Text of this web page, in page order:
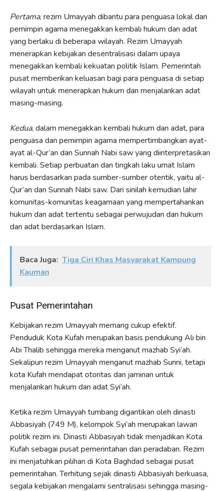
Pertama, rezim Umayyah dibantu para penguasa lokal dan
pemimpin agama menegakkan kembali hukum dan adat
yang berlaku di beberapa wilayah. Rezim Umayyah
menerapkan kebijakan desentralisasi dalam upaya
menegakkan kembali kekuatan politik Islam. Pemerintah
pusat memberikan keluasan bagi para penguasa di setiap
wilayah untuk menerapkan hukum dan menjalankan adat
masing-masing.
Kedua, dalam menegakkan kembali hukum dan adat, para
penguasa dan pemimpin agama mempertimbangkan ayat-
ayat al-Qur’an dan Sunnah Nabi saw yang diinterpretasikan
kembali. Setiap perbuatan dan tingkah laku umat Islam
harus berdasarkan pada sumber-sumber otentik, yaitu al-
Qur’an dan Sunnah Nabi saw. Dari sinilah kemudian lahir
komunitas-komunitas keagamaan yang mempertahankan
hukum dan adat tertentu sebagai perwujudan dari hukum
dan adat berdasarkan Islam.
Baca Juga: Tiga Ciri Khas Masyarakat Kampung
Kauman
Pusat Pemerintahan
Kebijakan rezim Umayyah memang cukup efektif.
Penduduk Kota Kufah merupakan basis pendukung Ali bin
Abi Thalib sehingga mereka menganut mazhab Syi’ah.
Sekalipun rezim Umayyah menganut mazhab Sunni, tetapi
kota Kufah mendapat otoritas dan jaminan untuk
menjalankan hukum dan adat Syi’ah.
Ketika rezim Umayyah tumbang digantikan oleh dinasti
Abbasiyah (749 M), kelompok Syi’ah merupakan lawan
politik rezim ini. Dinasti Abbasiyah tidak menjadikan Kota
Kufah sebagai pusat pemerintahan dan peradaban. Rezim
ini menjatuhkan pilihan di Kota Baghdad sebagai pusat
pemerintahan. Terhitung sejak dinasti Abbasiyah berkuasa,
segala kebijakan mengalami sentralisasi sehingga masing-